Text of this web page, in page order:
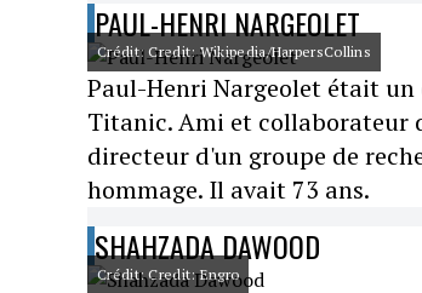
PAUL-HENRI NARGEOLET
Crédit: Credit: Wikipedia/HarpersCollins
Paul-Henri Nargeolet était
Titanic. Ami et collaborateur
directeur d'un groupe de
hommage. Il avait 73 ans.
SHAHZADA DAWOOD
Crédit: Credit: Engro